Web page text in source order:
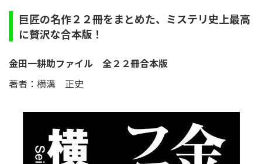
巨匠の名作２２冊をまとめた、ミステリ史上最高
に贅沢な合本版！
金田一耕助ファイル 全２２冊合本版
著者：横溝 正史